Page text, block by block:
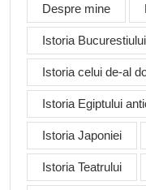
Despre mine
Istoria Bucurestiului
Istoria celui de-al
Istoria Egiptului
Istoria Japoniei
Istoria Teatrului